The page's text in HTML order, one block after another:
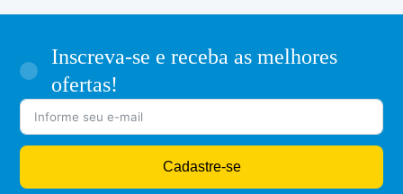
Inscreva-se e receba as melhores
ofertas!
Cadastre-se